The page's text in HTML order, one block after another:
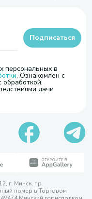
персональных в
. Ознакомлен с
обработкой,
дачи
Подписаться
г. Минск, пр.
номер в Торговом